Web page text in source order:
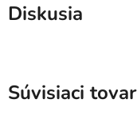
Diskusia
Súvisiaci tovar